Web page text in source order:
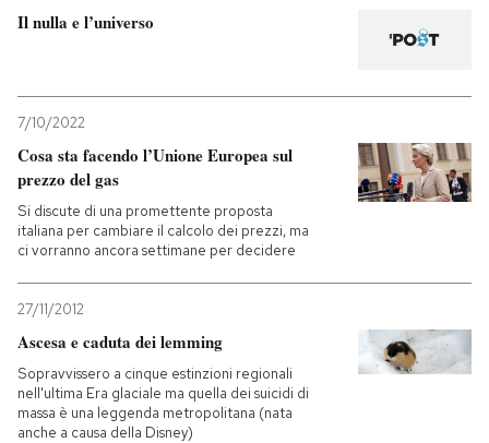
Il nulla e l’universo
7/10/2022
Cosa sta facendo l’Unione Europea sul
prezzo del gas
Si discute di una promettente proposta
italiana per cambiare il calcolo dei prezzi, ma
ci vorranno ancora settimane per decidere
27/11/2012
Ascesa e caduta dei lemming
Sopravvissero a cinque estinzioni regionali
nell'ultima Era glaciale ma quella dei suicidi di
massa è una leggenda metropolitana (nata
anche a causa della Disney)